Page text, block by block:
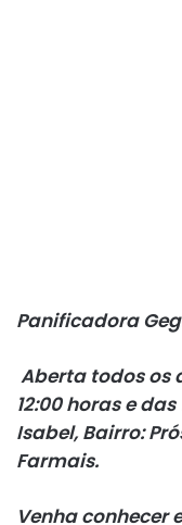
Panificadora
Aberta todos os
12:00 horas e
Isabel, Bairro:
Farmais.
Venha conhecer